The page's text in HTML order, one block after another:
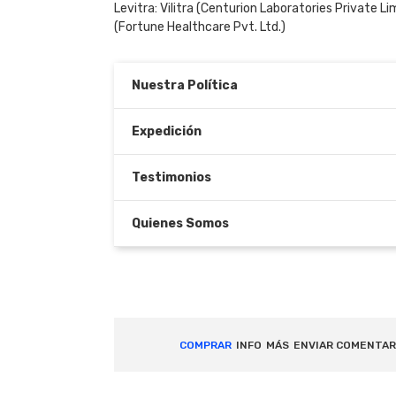
Levitra: Vilitra (Centurion Laboratories Private
(Fortune Healthcare Pvt. Ltd.)
Nuestra Política
Expedición
Testimonios
Quienes Somos
COMPRAR INFO MÁS ENVIAR